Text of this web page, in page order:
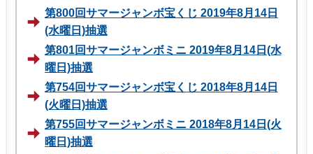
第800回サマージャンボ宝くじ 2019年8月14日
(水曜日)抽選
第801回サマージャンボミニ 2019年8月14日(水
曜日)抽選
第754回サマージャンボ宝くじ 2018年8月14日
(火曜日)抽選
第755回サマージャンボミニ 2018年8月14日(火
曜日)抽選